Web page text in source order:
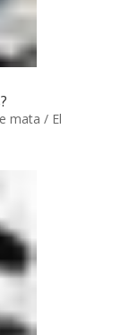
mata / El